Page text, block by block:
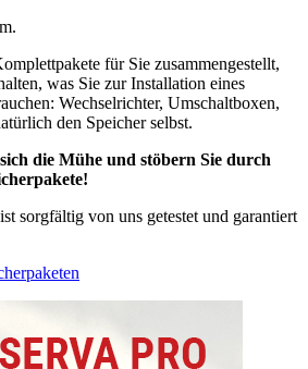
für Sie zusammengestellt,
was Sie zur Installation eines
Wechselrichter, Umschaltboxen,
den Speicher selbst.
die Mühe und stöbern Sie durch
sorgfältig von uns getestet und garantiert